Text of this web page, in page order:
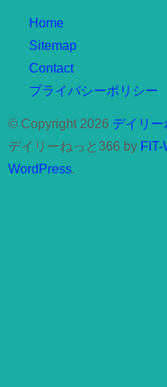
Home
Sitemap
Contact
プライバシーポリシー
© Copyright 2026 デイリ
デイリーねっと366 by
WordPress.